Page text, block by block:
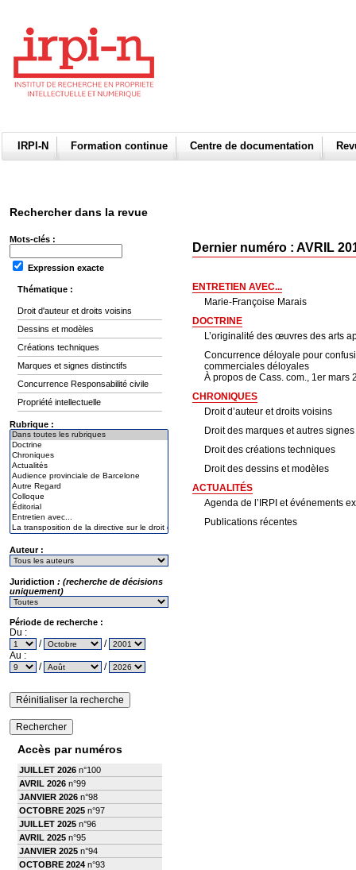
IRPI-N Formation continue Centre de documentation
Rechercher dans la revue
Mots-clés :
Expression exacte
Thématique :
Droit d'auteur et droits voisins
Dessins et modèles
Créations techniques
Marques et signes distinctifs
Concurrence Responsabilité civile
Propriété intellectuelle
Rubrique :
Auteur :
Juridiction : (recherche de décisions
uniquement)
Période de recherche :
Du :
/
/
Au :
/
/
Accès par numéros
JUILLET 2026 n°100
AVRIL 2026 n°99
JANVIER 2026 n°98
OCTOBRE 2025 n°97
JUILLET 2025 n°96
AVRIL 2025 n°95
JANVIER 2025 n°94
OCTOBRE 2024 n°93
Dernier numéro : AVRIL
ENTRETIEN AVEC...
Marie-Françoise Marais
DOCTRINE
L’originalité des œuvres des arts
Concurrence déloyale pour
commerciales déloyales
À propos de Cass. com., 1er mars
CHRONIQUES
Droit d’auteur et droits voisins
Droit des marques et autres
Droit des créations techniques
Droit des dessins et modèles
ACTUALITÉS
Agenda de l’IRPI et événements
Publications récentes